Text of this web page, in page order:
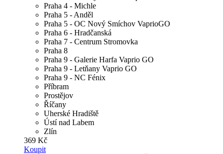
Praha 4 - Michle
Praha 5 - Anděl
Praha 5 - OC Nový Smíchov VaprioGO
Praha 6 - Hradčanská
Praha 7 - Centrum Stromovka
Praha 8
Praha 9 - Galerie Harfa Vaprio GO
Praha 9 - Letňany Vaprio GO
Praha 9 - NC Fénix
Příbram
Prostějov
Říčany
Uherské Hradiště
Ústí nad Labem
Zlín
369 Kč
Koupit